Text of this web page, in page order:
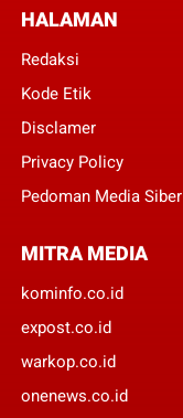
HALAMAN
Redaksi
Kode Etik
Disclamer
Privacy Policy
Pedoman Media Siber
MITRA MEDIA
kominfo.co.id
expost.co.id
warkop.co.id
onenews.co.id